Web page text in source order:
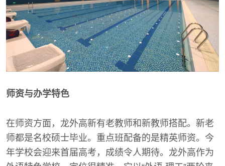
师资与办学特色
在师资方面，龙外高新有老教师和新教师搭配。新老
师都是名校硕士毕业。重点班配备的是精英师资。今
年学校会迎来首届高考，成绩令人期待。龙外高作为